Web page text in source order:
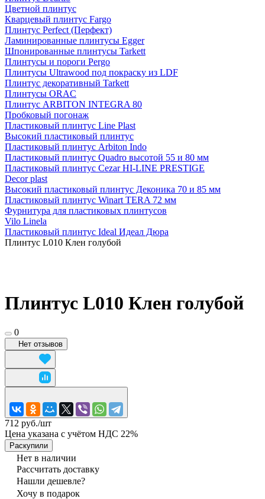
Цветной плинтус
Кварцевый плинтус Fargo
Плинтус Perfect (Перфект)
Ламинированные плинтусы Egger
Шпонированные плинтусы Tarkett
Плинтусы и пороги Pergo
Плинтусы Ultrawood под покраску из LDF
Плинтус декоративный Tarkett
Плинтусы ORAC
Плинтус ARBITON INTEGRA 80
Пробковый погонаж
Пластиковый плинтус Line Plast
Высокий пластиковый плинтус
Пластиковый плинтус Arbiton Indo
Пластиковый плинтус Quadro высотой 55 и 80 мм
Пластиковый плинтус Cezar HI-LINE PRESTIGE
Decor plast
Высокий пластиковый плинтус Деконика 70 и 85 мм
Пластиковый плинтус Winart TERA 72 мм
Фурнитура для пластиковых плинтусов
Vilo Linela
Пластиковый плинтус Ideal Идеал Дюра
Плинтус L010 Клен голубой
Плинтус L010 Клен голубой
0
Нет отзывов
712 руб./шт
Цена указана с учётом НДС 22%
Раскупили
Нет в наличии
Рассчитать доставку
Нашли дешевле?
Хочу в подарок